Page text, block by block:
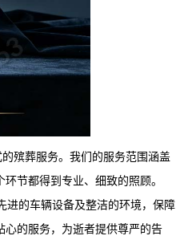
殡葬服务。我们的服务范围涵盖
节都得到专业、细致的照顾。
进的车辆设备及整洁的环境，保障
的服务，为逝者提供尊严的告